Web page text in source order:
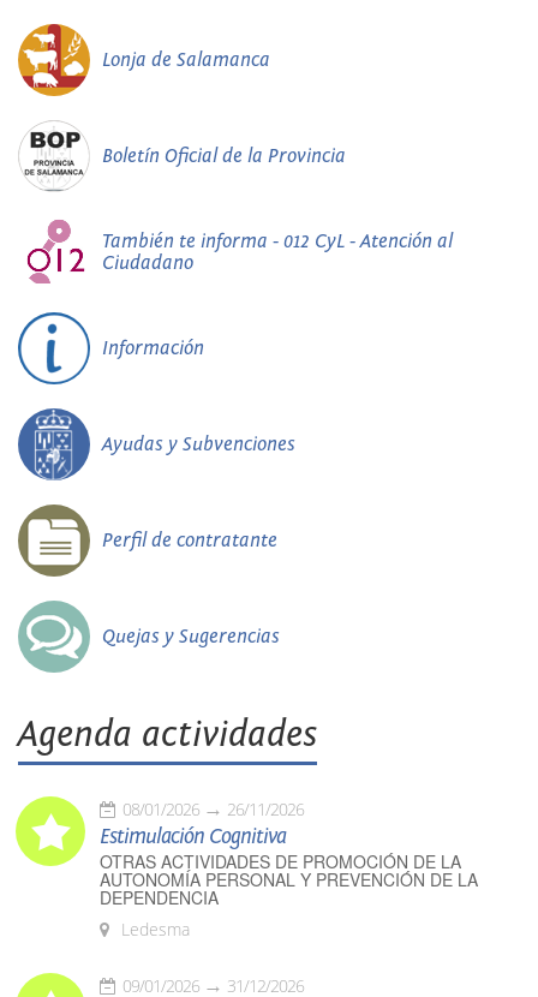
Lonja de Salamanca
Boletín Oficial de la Provincia
También te informa - 012 CyL - Atención al
Ciudadano
Información
Ayudas y Subvenciones
Perfil de contratante
Quejas y Sugerencias
Agenda actividades
08/01/2026 26/11/2026
Estimulación Cognitiva
OTRAS ACTIVIDADES DE PROMOCIÓN DE LA
AUTONOMÍA PERSONAL Y PREVENCIÓN DE LA
DEPENDENCIA
Ledesma
09/01/2026 31/12/2026